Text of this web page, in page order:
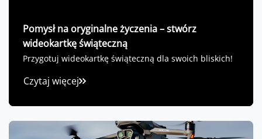
Pomysł na oryginalne życzenia – stwórz
wideokartkę świąteczną
Przygotuj wideokartkę świąteczną dla swoich bliskich!
Czytaj więcej